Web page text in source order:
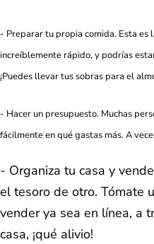
- Preparar tu propia comida. Esta es
increíblemente rápido, y podrías
¡Puedes llevar tus sobras para el
- Hacer un presupuesto. Muchas
fácilmente en qué gastas más. A
- Organiza tu casa y
el tesoro de otro. Tómate
vender ya sea en línea, a
casa, ¡qué alivio!